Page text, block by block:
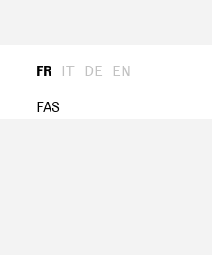
FR IT DE EN
FAS